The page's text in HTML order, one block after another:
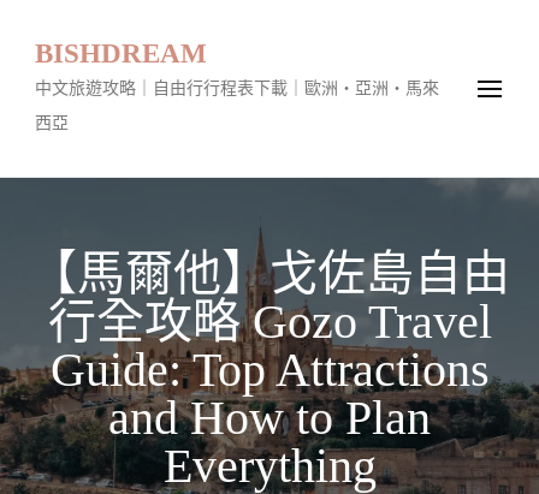
BISHDREAM
中文旅遊攻略｜自由行行程表下載｜歐洲・亞洲・馬來
西亞
【馬爾他】戈佐島自由
行全攻略 Gozo Travel
Guide: Top Attractions
and How to Plan
Everything